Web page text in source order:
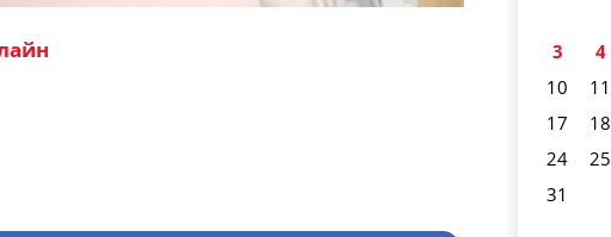
3
4
10
11
17
18
24
25
31